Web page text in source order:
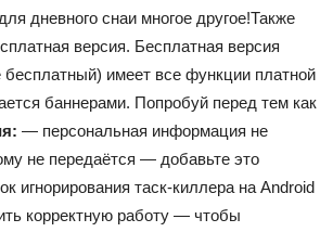
дневного снаи многое другое!Также
версия. Бесплатная версия
имеет все функции платной
баннерами. Попробуй перед тем как
— персональная информация не
не передаётся — добавьте это
игнорирования таск-киллера на Android
корректную работу — чтобы